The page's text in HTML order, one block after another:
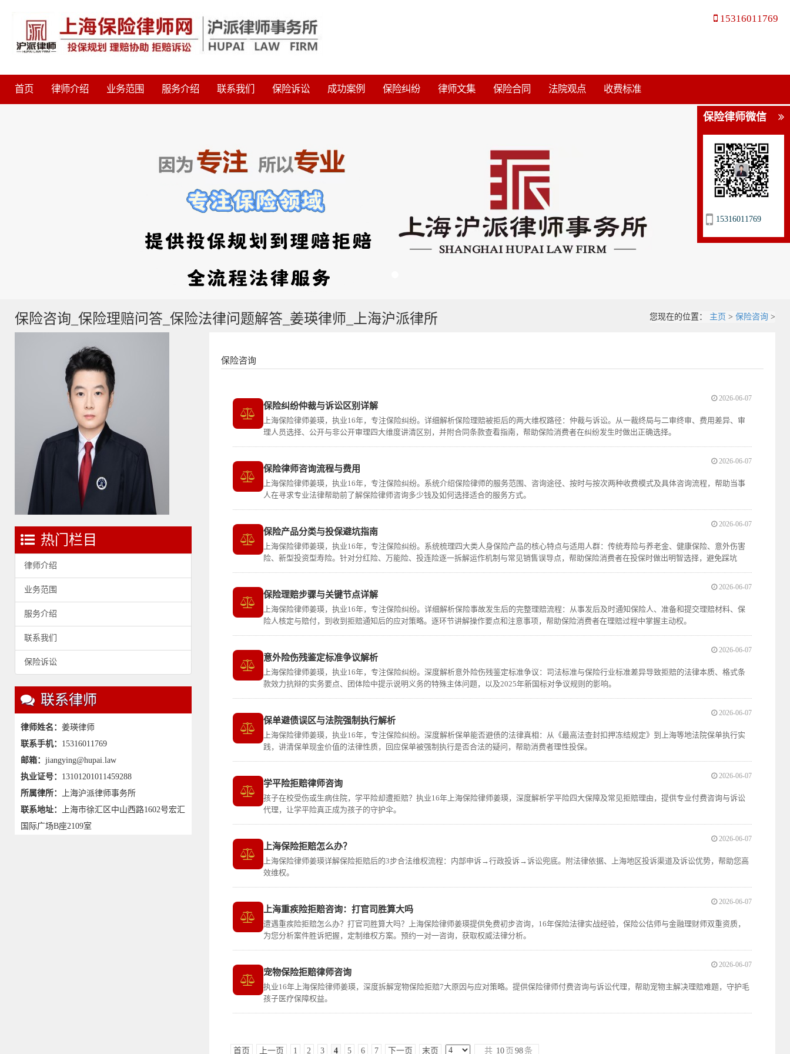
15316011769
首页 律师介绍 业务范围 服务介绍 联系我们 保险诉讼 成功案例 保险纠纷 律师文集 保险合同 法院观点 收费标准
保险咨询_保险理赔问答_保险法律问题解答_姜瑛律师_上海沪派律所 您现在的位置： 主页 > 保险咨询 >
热门栏目
律师介绍
业务范围
服务介绍
联系我们
保险诉讼
联系律师
律师姓名： 姜瑛律师
联系手机： 15316011769
邮箱： jiangying@hupai.law
执业证号： 13101201011459288
所属律所：
上海沪派律师事务所
联系地址：
上海市徐汇区中山西路1602号宏汇
国际广场B座2109室
保险咨询
保险纠纷仲裁与诉讼区别详解
上海保险律师姜瑛，执业16年，专注保险纠纷。详细解析保险理赔被拒后的两大维权路径：仲裁与诉讼。从一裁终局与二审终审、费用差异、审
理人员选择、公开与非公开审理四大维度讲清区别，并附合同条款查看指南，帮助保险消费者在纠纷发生时做出正确选择。
2026-06-07
保险律师咨询流程与费用
上海保险律师姜瑛，执业16年，专注保险纠纷。系统介绍保险律师的服务范围、咨询途径、按时与按次两种收费模式及具体咨询流程，帮助当事
人在寻求专业法律帮助前了解保险律师咨询多少钱及如何选择适合的服务方式。
2026-06-07
保险产品分类与投保避坑指南
上海保险律师姜瑛，执业16年，专注保险纠纷。系统梳理四大类人身保险产品的核心特点与适用人群：传统寿险与养老金、健康保险、意外伤害
险、新型投资型寿险。针对分红险、万能险、投连险逐一拆解运作机制与常见销售误导点，帮助保险消费者在投保时做出明智选择，避免踩坑
2026-06-07
保险理赔步骤与关键节点详解
上海保险律师姜瑛，执业16年，专注保险纠纷。详细解析保险事故发生后的完整理赔流程：从事发后及时通知保险人、准备和提交理赔材料、保
险人核定与赔付，到收到拒赔通知后的应对策略。逐环节讲解操作要点和注意事项，帮助保险消费者在理赔过程中掌握主动权。
2026-06-07
意外险伤残鉴定标准争议解析
上海保险律师姜瑛，执业16年，专注保险纠纷。深度解析意外险伤残鉴定标准争议：司法标准与保险行业标准差异导致拒赔的法律本质、格式条
款效力抗辩的实务要点、团体险中提示说明义务的特殊主体问题，以及2025年新国标对争议规则的影响。
2026-06-07
保单避债误区与法院强制执行解析
上海保险律师姜瑛，执业16年，专注保险纠纷。深度解析保单能否避债的法律真相：从《最高法查封扣押冻结规定》到上海等地法院保单执行实
践，讲清保单现金价值的法律性质，回应保单被强制执行是否合法的疑问，帮助消费者理性投保。
2026-06-07
学平险拒赔律师咨询
孩子在校受伤或生病住院，学平险却遭拒赔？执业16年上海保险律师姜瑛，深度解析学平险四大保障及常见拒赔理由，提供专业付费咨询与诉讼
代理，让学平险真正成为孩子的守护伞。
2026-06-07
上海保险拒赔怎么办？
上海保险律师姜瑛详解保险拒赔后的3步合法维权流程：内部申诉→行政投诉→诉讼兜底。附法律依据、上海地区投诉渠道及诉讼优势，帮助您高
效维权。
2026-06-07
上海重疾险拒赔咨询：打官司胜算大吗
遭遇重疾险拒赔怎么办？打官司胜算大吗？上海保险律师姜瑛提供免费初步咨询，16年保险法律实战经验，保险公估师与金融理财师双重资质，
为您分析案件胜诉把握，定制维权方案。预约一对一咨询，获取权威法律分析。
2026-06-07
宠物保险拒赔律师咨询
执业16年上海保险律师姜瑛，深度拆解宠物保险拒赔7大原因与应对策略。提供保险律师付费咨询与诉讼代理，帮助宠物主解决理赔难题，守护毛
孩子医疗保障权益。
2026-06-07
首页 上一页 1 2 3 4 5 6 7 下一页 末页 共 10 页 98条
保险律师微信
15316011769